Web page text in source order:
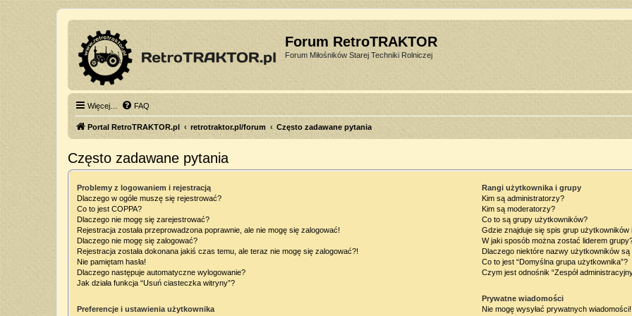
Forum RetroTRAKTOR
Forum Miłośników Starej Techniki Rolniczej
Więcej… FAQ
Portal RetroTRAKTOR.pl retrotraktor.pl/forum Często zadawane pytania
Często zadawane pytania
Problemy z logowaniem i rejestracją
Dlaczego w ogóle muszę się rejestrować?
Co to jest COPPA?
Dlaczego nie mogę się zarejestrować?
Rejestracja została przeprowadzona poprawnie, ale nie mogę się zalogować!
Dlaczego nie mogę się zalogować?
Rejestracja została dokonana jakiś czas temu, ale teraz nie mogę się zalogować?!
Nie pamiętam hasła!
Dlaczego następuje automatyczne wylogowanie?
Jak działa funkcja “Usuń ciasteczka witryny”?
Preferencje i ustawienia użytkownika
Rangi użytkownika i grupy
Kim są administratorzy?
Kim są moderatorzy?
Co to są grupy użytkowników?
Gdzie znajduje się spis grup użytkowników
W jaki sposób można zostać liderem
Dlaczego niektóre nazwy użytkowników
Co to jest “Domyślna grupa użytkownika”?
Czym jest odnośnik “Zespół
Prywatne wiadomości
Nie mogę wysyłać prywatnych wiadomości!